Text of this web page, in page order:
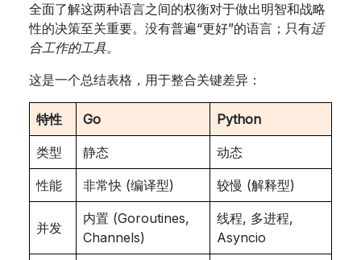
全面了解这两种语言之间的权衡对于做出明智和战略
性的决策至关重要。没有普遍“更好”的语言；只有适
合工作的工具。
这是一个总结表格，用于整合关键差异：
特性 Go Python
类型 静态 动态
性能 非常快 (编译型) 较慢 (解释型)
并发
内置 (Goroutines,
Channels)
线程, 多进程,
Asyncio